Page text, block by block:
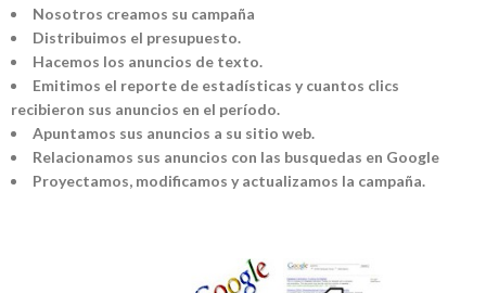
Nosotros creamos su campaña
Distribuimos el presupuesto.
Hacemos los anuncios de texto.
Emitimos el reporte de estadísticas y cuantos clics
recibieron sus anuncios en el período.
Apuntamos sus anuncios a su sitio web.
Relacionamos sus anuncios con las busquedas en Google
Proyectamos, modificamos y actualizamos la campaña.